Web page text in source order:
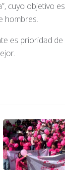
cuyo objetivo
hombres.
es prioridad